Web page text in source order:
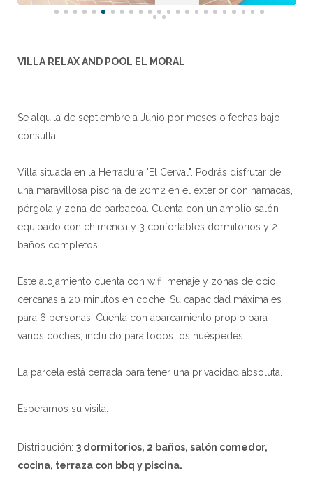
VILLA RELAX AND POOL EL MORAL
Se alquila de septiembre a Junio por meses o fechas bajo
consulta.
Villa situada en la Herradura "El Cerval". Podrás disfrutar de
una maravillosa piscina de 20m2 en el exterior con hamacas,
pérgola y zona de barbacoa. Cuenta con un amplio salón
equipado con chimenea y 3 confortables dormitorios y 2
baños completos.
Este alojamiento cuenta con wifi, menaje y zonas de ocio
cercanas a 20 minutos en coche. Su capacidad máxima es
para 6 personas. Cuenta con aparcamiento propio para
varios coches, incluido para todos los huéspedes.
La parcela está cerrada para tener una privacidad absoluta.
Esperamos su visita.
Distribución: 3 dormitorios, 2 baños, salón comedor,
cocina, terraza con bbq y piscina.